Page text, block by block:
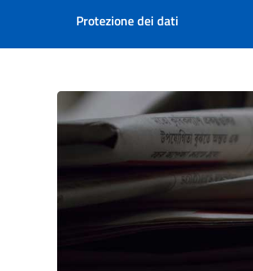
Protezione dei dati
Ruolo dell’ISS